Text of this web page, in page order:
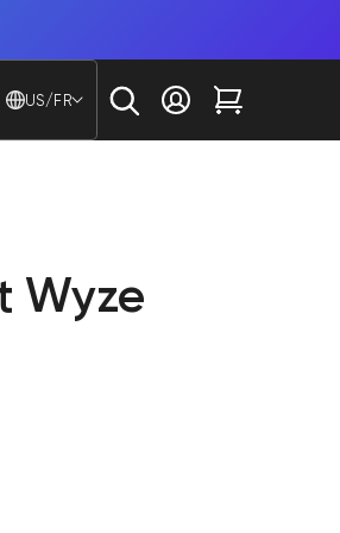
région - Langue
US/FR
Se connecter
Chariot
Wyze